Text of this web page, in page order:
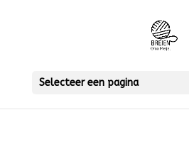
Selecteer een pagina